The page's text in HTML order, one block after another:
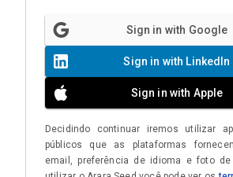
Sign in with Google
Sign in with LinkedIn
Sign in with Apple
Decidindo continuar iremos utilizar
públicos que as plataformas
email, preferência de idioma e foto